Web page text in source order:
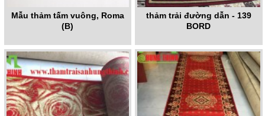
Mẫu thảm tấm vuông, Roma
(B)
thảm trải đường dẫn - 139
BORD